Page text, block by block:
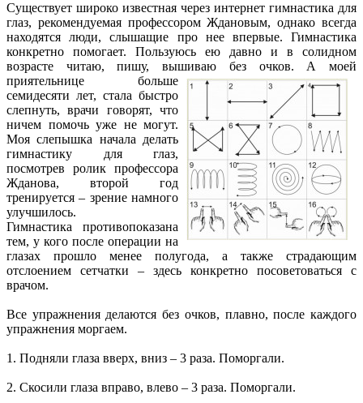
Существует широко известная через интернет гимнастика для
глаз, рекомендуемая профессором Ждановым, однако всегда
находятся люди, слышащие про нее впервые. Гимнастика
конкретно помогает. Пользуюсь ею давно и в солидном
возрасте читаю, пишу, вышиваю без очков.А моей
приятельнице больше
семидесяти лет, стала быстро
слепнуть, врачи говорят, что
ничем помочь уже не могут.
Моя слепышка начала делать
гимнастику для глаз,
посмотрев ролик профессора
Жданова, второй год
тренируется – зрение намного
улучшилось.
Гимнастика противопоказана
тем, у кого после операции на
глазах прошло менее полугода, а также страдающим
отслоением сетчатки – здесь конкретно посоветоваться с
врачом.
Все упражнения делаются без очков, плавно, после каждого
упражнения моргаем.
1. Подняли глаза вверх, вниз – 3 раза. Поморгали.
2. Скосили глаза вправо, влево – 3 раза. Поморгали.